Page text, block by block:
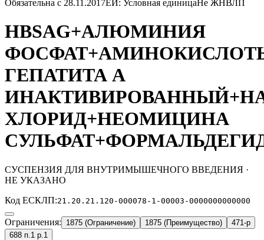
Обязательна с 28.11.2017ЕИ: Условная единицаНе ЖНВЛП
HBSАG+АЛЮМИНИЯ
ГЕПАТИТА А
ХЛОРИД+НЕОМИЦИНА
СУСПЕНЗИЯ ДЛЯ ВНУТРИМЫШЕЧНОГО ВВЕДЕНИЯ ·
НЕ УКАЗАНО
Код ЕСКЛП:21.20.21.120-000078-1-00003-0000000000000
Ограничения: 1875 (Ограничение) 1875 (Преимущество)
471-р
688 п.1 р.1